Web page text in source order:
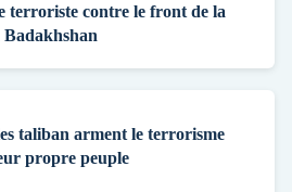
terroriste contre le front de la
taliban arment le terrorisme
propre peuple